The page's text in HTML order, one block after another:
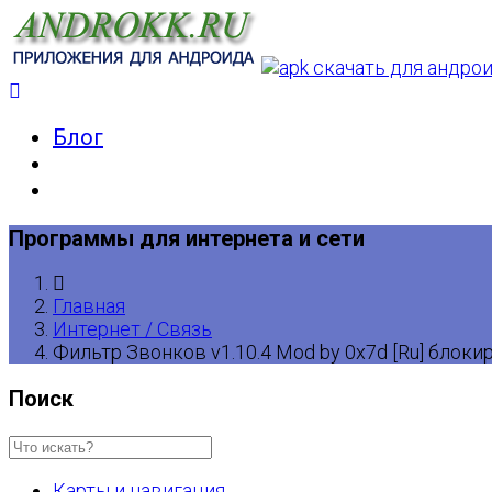
Блог
Программы для интернета и сети
Главная
Интернет / Связь
Фильтр Звонков v1.10.4 Mod by 0x7d [Ru]
Поиск